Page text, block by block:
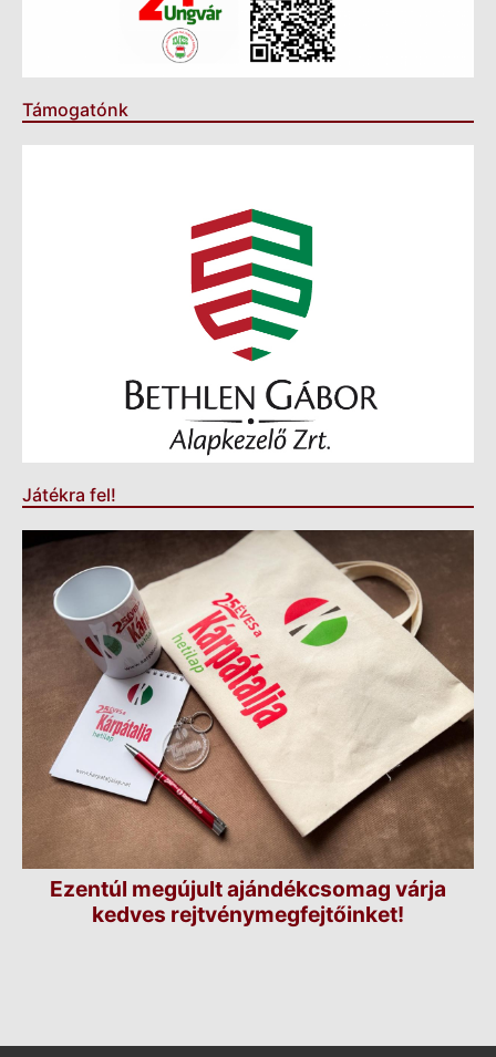
Támogatónk
Játékra fel!
Ezentúl megújult ajándékcsomag várja
kedves rejtvénymegfejtőinket!